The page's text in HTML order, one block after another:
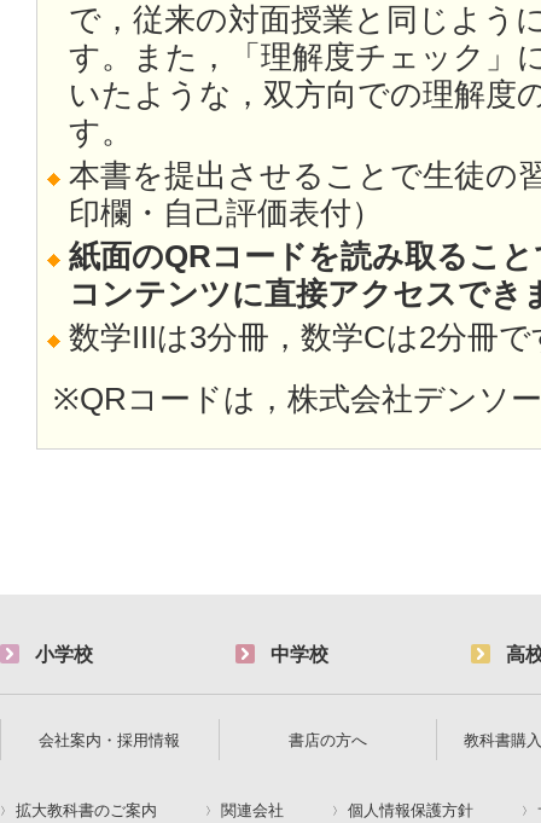
で，従来の対面授業と同じよう
す。また，「理解度チェック」
いたような，双方向での理解度
す。
本書を提出させることで生徒の
印欄・自己評価表付）
紙面のQRコードを読み取るこ
コンテンツに直接アクセスでき
数学IIIは3分冊，数学Cは2分冊で
※QRコードは，株式会社デンソ
小学校 中学校 高
会社案内・採用情報 書店の方へ 教科書購
拡大教科書のご案内 関連会社 個人情報保護方針